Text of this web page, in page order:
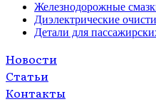
Железнодорожные
Диэлектрические
Детали для
Новости
Статьи
Контакты